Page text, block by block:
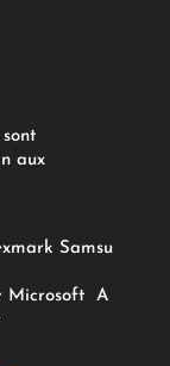
aux
Samsu
Microsoft
A